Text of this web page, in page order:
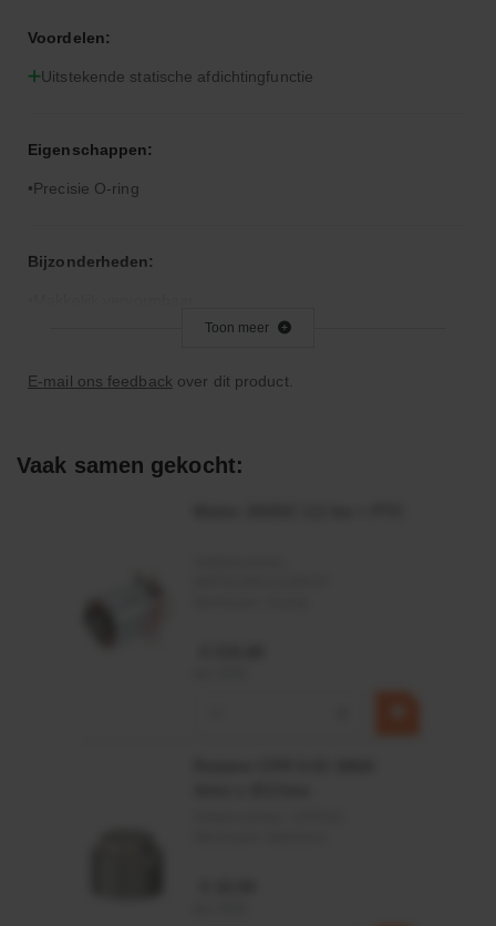
Voordelen:
Uitstekende statische afdichtingfunctie
Eigenschappen:
Precisie O-ring
Bijzonderheden:
Toepassingsgebied:
Toon meer
E-mail ons feedback over dit product.
Vaak samen gekocht: